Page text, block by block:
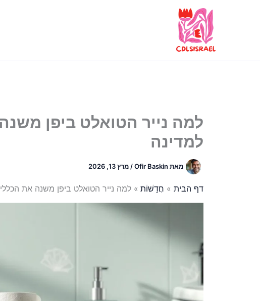
למה נייר הטואלט ביפן
למדינה
מאת Ofir Baskin
/ מרץ 13, 2026
דף הבית חֲדָשׁוֹת למה נייר הטואלט ביפן משנה את